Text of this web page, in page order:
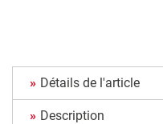
Détails de l'article
Description